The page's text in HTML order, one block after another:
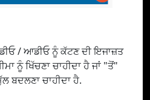
/ ਆਡੀਓ ਨੂੰ ਕੱਟਣ ਦੀ ਇਜਾਜ਼ਤ
ਨੂੰ ਖਿੱਚਣਾ ਚਾਹੀਦਾ ਹੈ ਜਾਂ "ਤੋਂ"
ਬਦਲਣਾ ਚਾਹੀਦਾ ਹੈ.